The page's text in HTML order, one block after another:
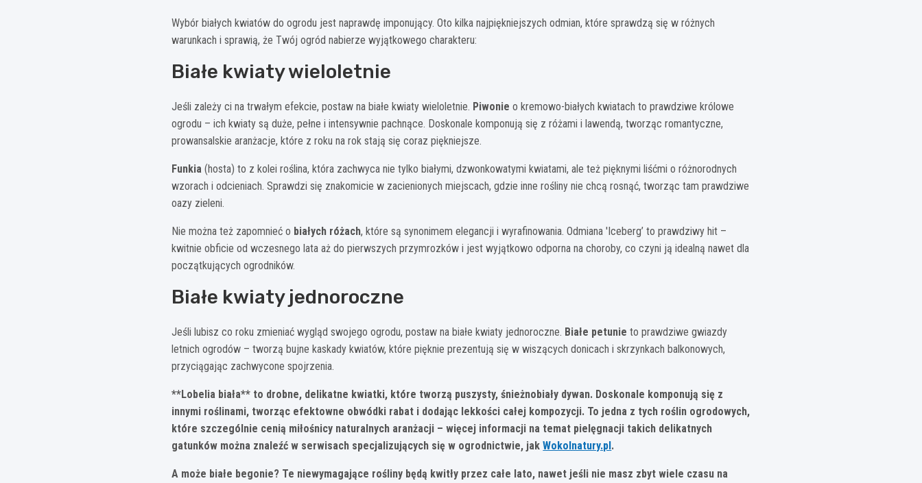
Wybór białych kwiatów do ogrodu jest naprawdę imponujący. Oto kilka najpiękniejszych odmian, które sprawdzą się w różnych
warunkach i sprawią, że Twój ogród nabierze wyjątkowego charakteru:
Białe kwiaty wieloletnie
Jeśli zależy ci na trwałym efekcie, postaw na białe kwiaty wieloletnie. Piwonie o kremowo-białych kwiatach to prawdziwe królowe
ogrodu – ich kwiaty są duże, pełne i intensywnie pachnące. Doskonale komponują się z różami i lawendą, tworząc romantyczne,
prowansalskie aranżacje, które z roku na rok stają się coraz piękniejsze.
Funkia (hosta) to z kolei roślina, która zachwyca nie tylko białymi, dzwonkowatymi kwiatami, ale też pięknymi liśćmi o różnorodnych
wzorach i odcieniach. Sprawdzi się znakomicie w zacienionych miejscach, gdzie inne rośliny nie chcą rosnąć, tworząc tam prawdziwe
oazy zieleni.
Nie można też zapomnieć o białych różach, które są synonimem elegancji i wyrafinowania. Odmiana 'Iceberg’ to prawdziwy hit –
kwitnie obficie od wczesnego lata aż do pierwszych przymrozków i jest wyjątkowo odporna na choroby, co czyni ją idealną nawet dla
początkujących ogrodników.
Białe kwiaty jednoroczne
Jeśli lubisz co roku zmieniać wygląd swojego ogrodu, postaw na białe kwiaty jednoroczne. Białe petunie to prawdziwe gwiazdy
letnich ogrodów – tworzą bujne kaskady kwiatów, które pięknie prezentują się w wiszących donicach i skrzynkach balkonowych,
przyciągając zachwycone spojrzenia.
**Lobelia biała** to drobne, delikatne kwiatki, które tworzą puszysty, śnieżnobiały dywan. Doskonale komponują się z
innymi roślinami, tworząc efektowne obwódki rabat i dodając lekkości całej kompozycji. To jedna z tych roślin ogrodowych,
które szczególnie cenią miłośnicy naturalnych aranżacji – więcej informacji na temat pielęgnacji takich delikatnych
gatunków można znaleźć w serwisach specjalizujących się w ogrodnictwie, jakWokolnatury.pl.
A może białe begonie? Te niewymagające rośliny będą kwitły przez całe lato, nawet jeśli nie masz zbyt wiele czasu na